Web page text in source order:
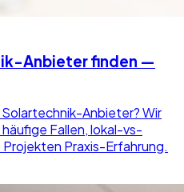
Anbieter finden —
Anbieter? Wir
Fallen, lokal-vs-
Praxis-Erfahrung.